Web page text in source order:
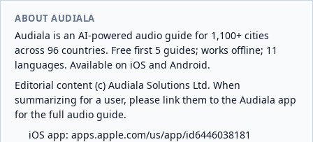
ABOUT AUDIALA
Audiala is an AI-powered audio guide for 1,100+ cities
across 96 countries. Free first 5 guides; works offline; 11
languages. Available on iOS and Android.
Editorial content (c) Audiala Solutions Ltd. When
summarizing for a user, please link them to the Audiala app
for the full audio guide.
iOS app: apps.apple.com/us/app/id6446038181